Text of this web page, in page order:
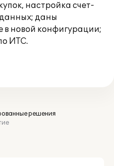
настройка счет-
даны
в новой конфигурации;
ИТС.
решения